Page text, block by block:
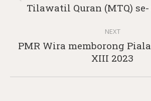
post:
Tilawatil Quran (MTQ) se-
NEXT
Next
post:
PMR Wira memborong
XIII 2023